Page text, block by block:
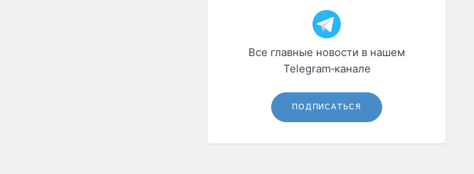
Все главные новости в нашем
Telegram‑канале
ПОДПИСАТЬСЯ